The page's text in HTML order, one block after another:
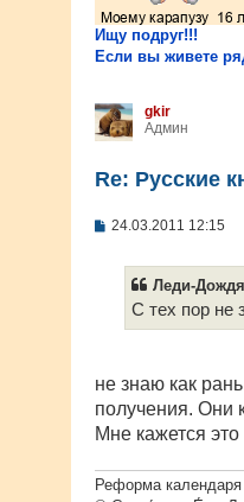
Ищу подруг!!!
Если вы живете
gkir
Админ
Re: Русские
С
24.03.2011 12:15
Леди-
С тех пор не
не знаю как
получения. Они
Мне кажется
Реформа